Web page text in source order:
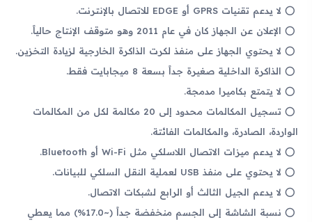
لا يدعم تقنيات GPRS أو EDGE للاتصال بالإنترنت.
الإعلان عن الجهاز كان في عام 2011 وهو متوقف الإنتاج حالياً.
لا يحتوي الجهاز على منفذ لكرت الذاكرة الخارجية لزيادة التخزين.
الذاكرة الداخلية صغيرة جداً بسعة 8 ميجابايت فقط.
لا يتمتع بكاميرا مدمجة.
تسجيل المكالمات محدود إلى 20 مكالمة لكل من المكالمات
الواردة، الصادرة، والمكالمات الفائتة.
لا يدعم ميزات الاتصال اللاسلكي مثل Wi-Fi أو Bluetooth.
لا يحتوي على منفذ USB لعملية النقل السلكي للبيانات.
لا يدعم الجيل الثالث أو الرابع لشبكات الاتصال.
نسبة الشاشة إلى الجسم منخفضة جداً (~17.0%) مما يعطي